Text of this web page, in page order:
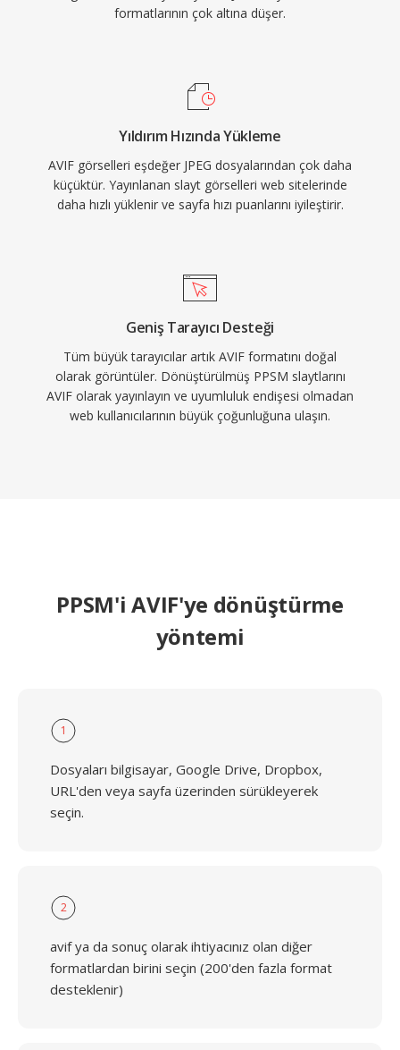
formatlarının çok altına düşer.
Yıldırım Hızında Yükleme
AVIF görselleri eşdeğer JPEG dosyalarından çok daha
küçüktür. Yayınlanan slayt görselleri web sitelerinde
daha hızlı yüklenir ve sayfa hızı puanlarını iyileştirir.
Geniş Tarayıcı Desteği
Tüm büyük tarayıcılar artık AVIF formatını doğal
olarak görüntüler. Dönüştürülmüş PPSM slaytlarını
AVIF olarak yayınlayın ve uyumluluk endişesi olmadan
web kullanıcılarının büyük çoğunluğuna ulaşın.
PPSM'i AVIF'ye dönüştürme
yöntemi
1
Dosyaları bilgisayar, Google Drive, Dropbox,
URL'den veya sayfa üzerinden sürükleyerek
seçin.
2
avif ya da sonuç olarak ihtiyacınız olan diğer
formatlardan birini seçin (200'den fazla format
desteklenir)